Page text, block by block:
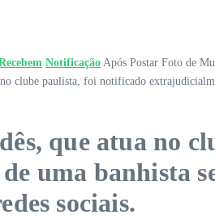
Notificação Após Postar Foto de
clube paulista, foi notificado
que atua no
uma banhista
sociais.